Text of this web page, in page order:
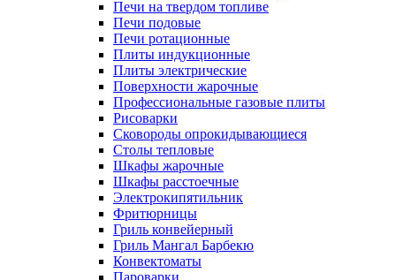
Печи на твердом топливе
Печи подовые
Печи ротационные
Плиты индукционные
Плиты электрические
Поверхности жарочные
Профессиональные газовые плиты
Рисоварки
Сковороды опрокидывающиеся
Столы тепловые
Шкафы жарочные
Шкафы расстоечные
Электрокипятильник
Фритюрницы
Гриль конвейерный
Гриль Мангал Барбекю
Конвектоматы
Пароварки